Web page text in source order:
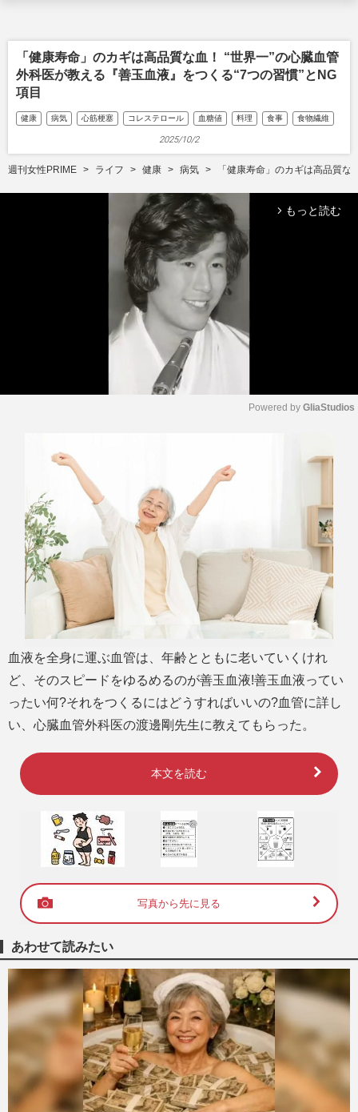
「健康寿命」のカギは高品質な血！ “世界一”の心臓血管
外科医が教える『善玉血液』をつくる“7つの習慣”とNG
項目
健康 病気 心筋梗塞 コレステロール 血糖値 料理 食事 食物繊維
2025/10/2
週刊女性PRIME ライフ 健康 病気 「健康寿命」のカギは高品質
arrow_forward_ios もっと読む
Powered by GliaStudios
血液を全身に運ぶ血管は、年齢とともに老いていくけれ
ど、そのスピードをゆるめるのが善玉血液!善玉血液ってい
ったい何?それをつくるにはどうすればいいの?血管に詳し
い、心臓血管外科医の渡邊剛先生に教えてもらった。
本文を読む
写真から先に見る
あわせて読みたい